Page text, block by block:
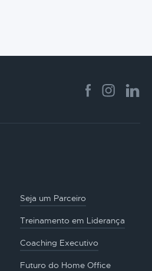
Seja um Parceiro
Treinamento em Liderança
Coaching Executivo
Futuro do Home Office